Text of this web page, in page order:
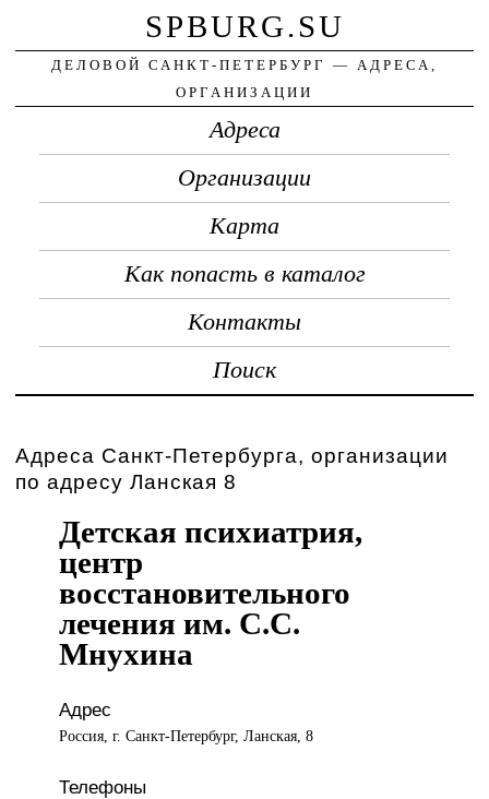
SPBURG.SU
ДЕЛОВОЙ САНКТ-ПЕТЕРБУРГ — АДРЕСА,
ОРГАНИЗАЦИИ
Адреса
Организации
Карта
Как попасть в каталог
Контакты
Поиск
Адреса Санкт-Петербурга, организации
по адресу Ланская 8
Детская психиатрия,
центр
восстановительного
лечения им. С.С.
Мнухина
Адрес
Россия, г. Санкт-Петербург, Ланская, 8
Телефоны